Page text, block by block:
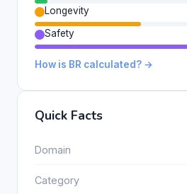
Longevity
Safety
How is BR calculated? →
Quick Facts
Domain
Category